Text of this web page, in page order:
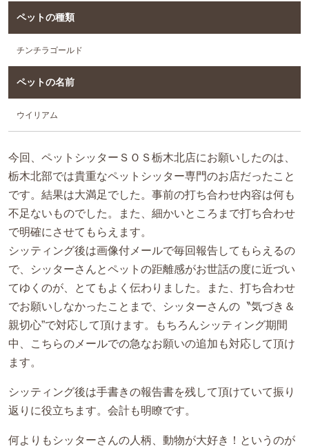
ペットの種類
チンチラゴールド
ペットの名前
ウイリアム
今回、ペットシッターＳＯＳ栃木北店にお願いしたのは、
栃木北部では貴重なペットシッター専門のお店だったこと
です。結果は大満足でした。事前の打ち合わせ内容は何も
不足ないものでした。また、細かいところまで打ち合わせ
で明確にさせてもらえます。
シッティング後は画像付メールで毎回報告してもらえるの
で、シッターさんとペットの距離感がお世話の度に近づい
てゆくのが、とてもよく伝わりました。また、打ち合わせ
でお願いしなかったことまで、シッターさんの〝気づき＆
親切心”で対応して頂けます。もちろんシッティング期間
中、こちらのメールでの急なお願いの追加も対応して頂け
ます。
シッティング後は手書きの報告書を残して頂けていて振り
返りに役立ちます。会計も明瞭です。
何よりもシッターさんの人柄、動物が大好き！というのが